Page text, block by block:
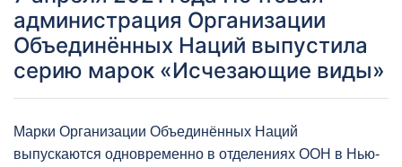
администрация Организации
Объединённых Наций выпустила
серию марок «Исчезающие виды»
Марки Организации Объединённых Наций
выпускаются одновременно в отделениях ООН в Нью-